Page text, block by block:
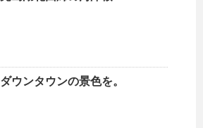
ダウンタウンの景色を。